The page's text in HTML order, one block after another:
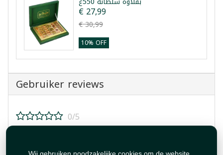
€ 27,99
€ 30,99
10% OFF
Gebruiker reviews
0/5